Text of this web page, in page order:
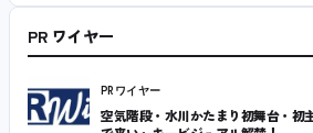
PR ワイヤー
PRワイヤー
空気階段・水川かたまり初舞台・初